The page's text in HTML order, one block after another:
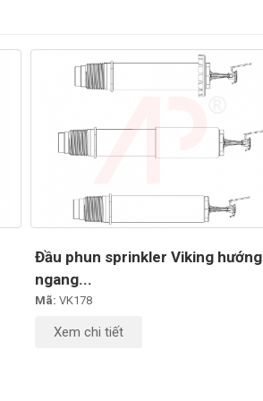
Đầu phun sprinkler Viking hướng
ngang...
Mã: VK178
Xem chi tiết